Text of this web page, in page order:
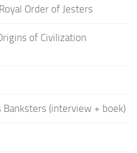
Order of Jesters
of Civilization
Banksters (interview + boek)